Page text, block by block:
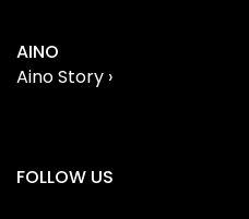
AINO
Aino Story ›
FOLLOW US